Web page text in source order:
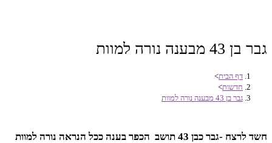
גבר בן 43 מבענה נורה למוות
דף הבית>
חדשות>
גבר בן 43 מבענה נורה למוות
חשד לרצח -גבר כבן 43 תושב הכפר בענה ככל הנראה נורה למוות